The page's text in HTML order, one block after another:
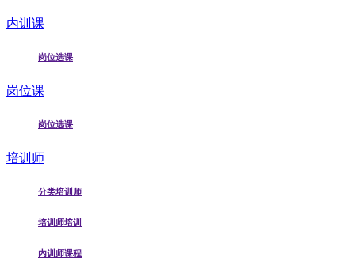
内训课
岗位选课
岗位课
岗位选课
培训师
分类培训师
培训师培训
内训师课程